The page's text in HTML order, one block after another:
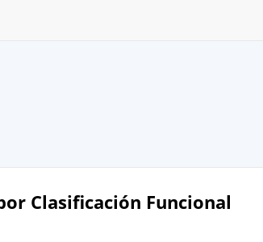
Clasificación Funcional